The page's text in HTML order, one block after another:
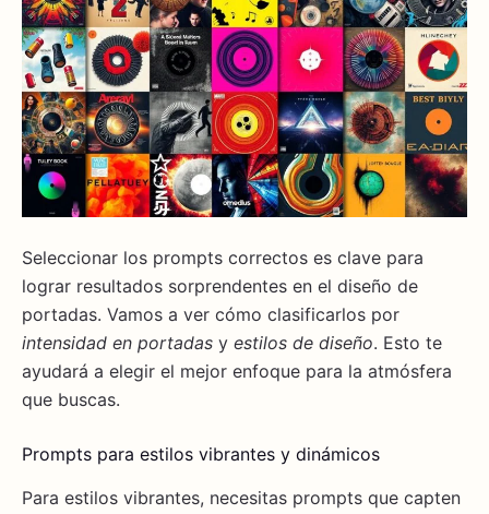
Seleccionar los prompts correctos es clave para
lograr resultados sorprendentes en el diseño de
portadas. Vamos a ver cómo clasificarlos por
intensidad en portadas y estilos de diseño. Esto te
ayudará a elegir el mejor enfoque para la atmósfera
que buscas.
Prompts para estilos vibrantes y dinámicos
Para estilos vibrantes, necesitas prompts que capten